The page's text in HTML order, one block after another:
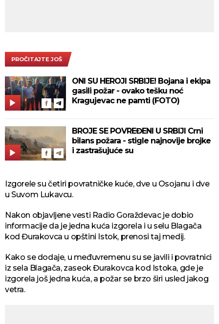
PROČITAJTE JOŠ
ONI SU HEROJI SRBIJE! Bojana i ekipa
gasili požar - ovako tešku noć
Kragujevac ne pamti (FOTO)
BROJE SE POVREĐENI U SRBIJI Crni
bilans požara - stigle najnovije brojke
i zastrašujuće su
Izgorele su četiri povratničke kuće, dve u Osojanu i dve
u Suvom Lukavcu.
Nakon objavljene vesti Radio Goraždevac je dobio
informacije da je jedna kuća izgorela i u selu Blagača
kod Đurakovca u opštini Istok, prenosi taj medij.
Kako se dodaje, u međuvremenu su se javili i povratnici
iz sela Blagača, zaseok Đurakovca kod Istoka, gde je
izgorela još jedna kuća, a požar se brzo širi usled jakog
vetra.